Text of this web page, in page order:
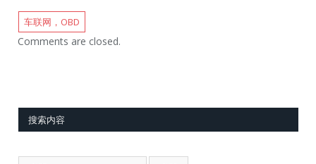
车联网，OBD
Comments are closed.
搜索内容